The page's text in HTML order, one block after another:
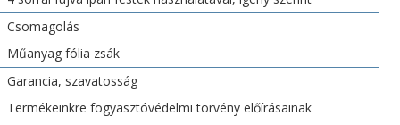
Csomagolás
Műanyag fólia zsák
Garancia, szavatosság
Termékeinkre fogyasztóvédelmi törvény előírásainak